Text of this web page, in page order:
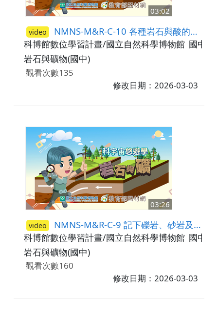
03:02
video NMNS-M&R-C-10 各種岩石與酸的化學反應
科博館數位學習計畫/國立自然科學博物館 國中7-
岩石與礦物(國中)
觀看次數135
修改日期：2026-03-03
03:26
video NMNS-M&R-C-9 記下礫岩、砂岩及頁岩的觸感
科博館數位學習計畫/國立自然科學博物館 國中7-
岩石與礦物(國中)
觀看次數160
修改日期：2026-03-03